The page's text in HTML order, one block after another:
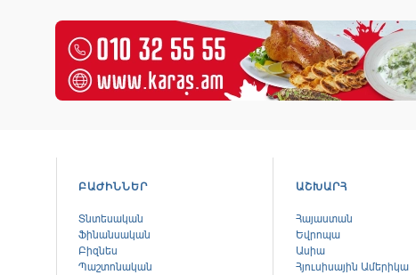
ԲԱԺԻՆՆԵՐ
Տնտեսական
Ֆինանսական
Բիզնես
Պաշտոնական
ԱՇԽԱՐՀ
Հայաստան
Եվրոպա
Ասիա
Հյուսիսային Ամերիկա